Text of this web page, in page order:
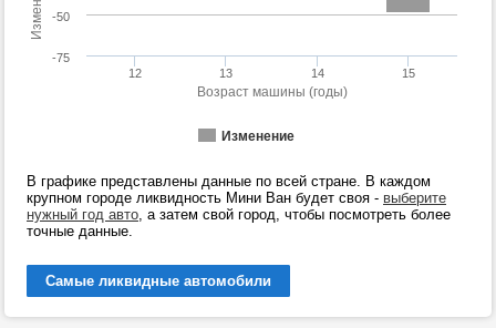
Возраст машины (годы)
Изменение
12 13 14 15
-75
-50
В графике представлены данные по всей стране. В каждом
крупном городе ликвидность Мини Ван будет своя - выберите
нужный год авто, а затем свой город, чтобы посмотреть более
точные данные.
Самые ликвидные автомобили